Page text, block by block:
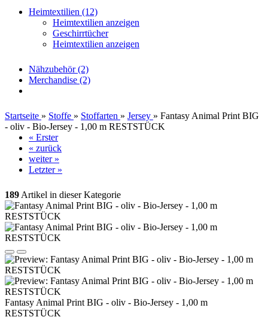
Heimtextilien (12)
Heimtextilien anzeigen
Geschirrtücher
Heimtextilien anzeigen
Nähzubehör (2)
Merchandise (2)
Startseite » Stoffe » Stoffarten » Jersey » Fantasy Animal Print BIG
- oliv - Bio-Jersey - 1,00 m RESTSTÜCK
« Erster
« zurück
weiter »
Letzter »
189 Artikel in dieser Kategorie
Fantasy Animal Print BIG - oliv - Bio-Jersey - 1,00 m
RESTSTÜCK